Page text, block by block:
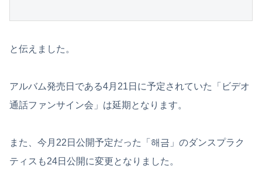
と伝えました。
アルバム発売日である4月21日に予定されていた「ビデオ
通話ファンサイン会」は延期となります。
また、今月22日公開予定だった「해금」のダンスプラク
ティスも24日公開に変更となりました。